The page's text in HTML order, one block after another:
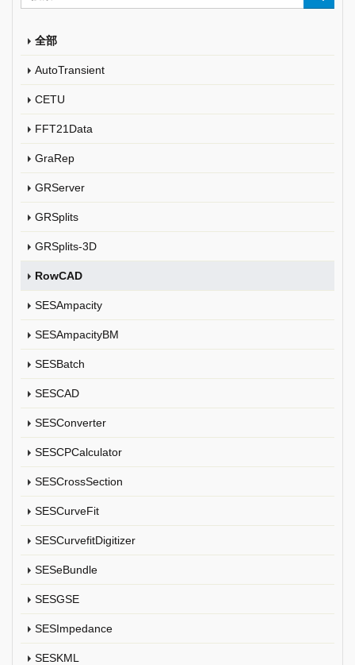
全部
AutoTransient
CETU
FFT21Data
GraRep
GRServer
GRSplits
GRSplits-3D
RowCAD
SESAmpacity
SESAmpacityBM
SESBatch
SESCAD
SESConverter
SESCPCalculator
SESCrossSection
SESCurveFit
SESCurvefitDigitizer
SESeBundle
SESGSE
SESImpedance
SESKML